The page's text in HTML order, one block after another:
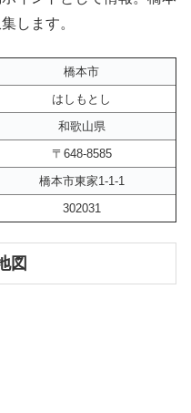
します。
橋本市
はしもとし
和歌山県
〒648-8585
橋本市東家1-1-1
302031
図